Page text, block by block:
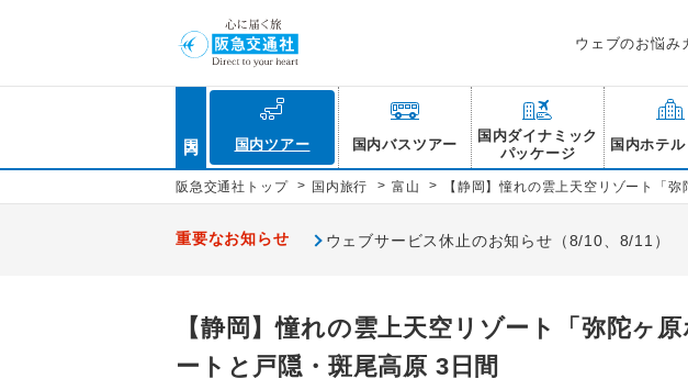
ウェブのお悩み
国内ツアー 国内バスツアー
国内ダイナミック
パッケージ
国内ホテ
阪急交通社トップ > 国内旅行 > 富山 > 【静岡】憧れの雲上天空リゾート「
重要なお知らせ ウェブサービス休止のお知らせ（8/10、8/11）
【静岡】憧れの雲上天空リゾート「弥陀ヶ
ートと戸隠・斑尾高原 3日間